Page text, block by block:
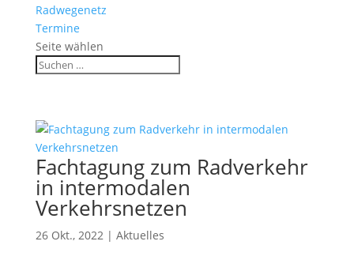
Radwegenetz
Termine
Seite wählen
Fachtagung zum Radverkehr
in intermodalen
Verkehrsnetzen
26 Okt., 2022| Aktuelles